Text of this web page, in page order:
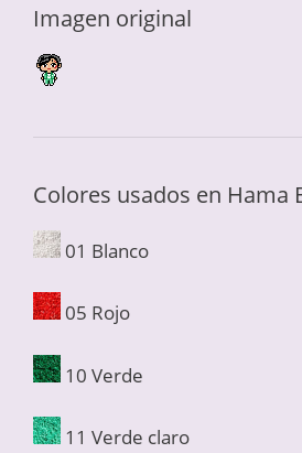
Imagen original
Colores usados en Hama
01 Blanco
05 Rojo
10 Verde
11 Verde claro